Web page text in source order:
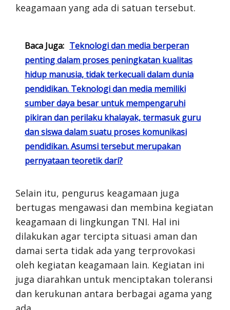
keagamaan yang ada di satuan tersebut.
Baca Juga: Teknologi dan media berperan
penting dalam proses peningkatan kualitas
hidup manusia, tidak terkecuali dalam dunia
pendidikan. Teknologi dan media memiliki
sumber daya besar untuk mempengaruhi
pikiran dan perilaku khalayak, termasuk guru
dan siswa dalam suatu proses komunikasi
pendidikan. Asumsi tersebut merupakan
pernyataan teoretik dari?
Selain itu, pengurus keagamaan juga
bertugas mengawasi dan membina kegiatan
keagamaan di lingkungan TNI. Hal ini
dilakukan agar tercipta situasi aman dan
damai serta tidak ada yang terprovokasi
oleh kegiatan keagamaan lain. Kegiatan ini
juga diarahkan untuk menciptakan toleransi
dan kerukunan antara berbagai agama yang